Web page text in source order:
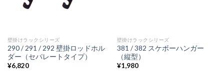
壁掛けラックシリーズ
290 / 291 / 292 壁掛ロッドホル
ダー（セパレートタイプ）
¥6,820
壁掛けラックシリーズ
381 / 382 スケボーハンガー
（縦型）
¥1,980